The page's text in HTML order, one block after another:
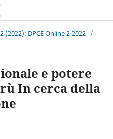
(2022): DPCE Online 2-2022 /
e potere
In cerca della